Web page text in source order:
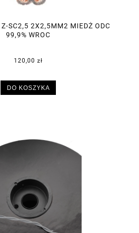
Z-SC2,5 2X2,5MM2 MIEDŻ ODC
99,9% WROC
120,00 zł
DO KOSZYKA